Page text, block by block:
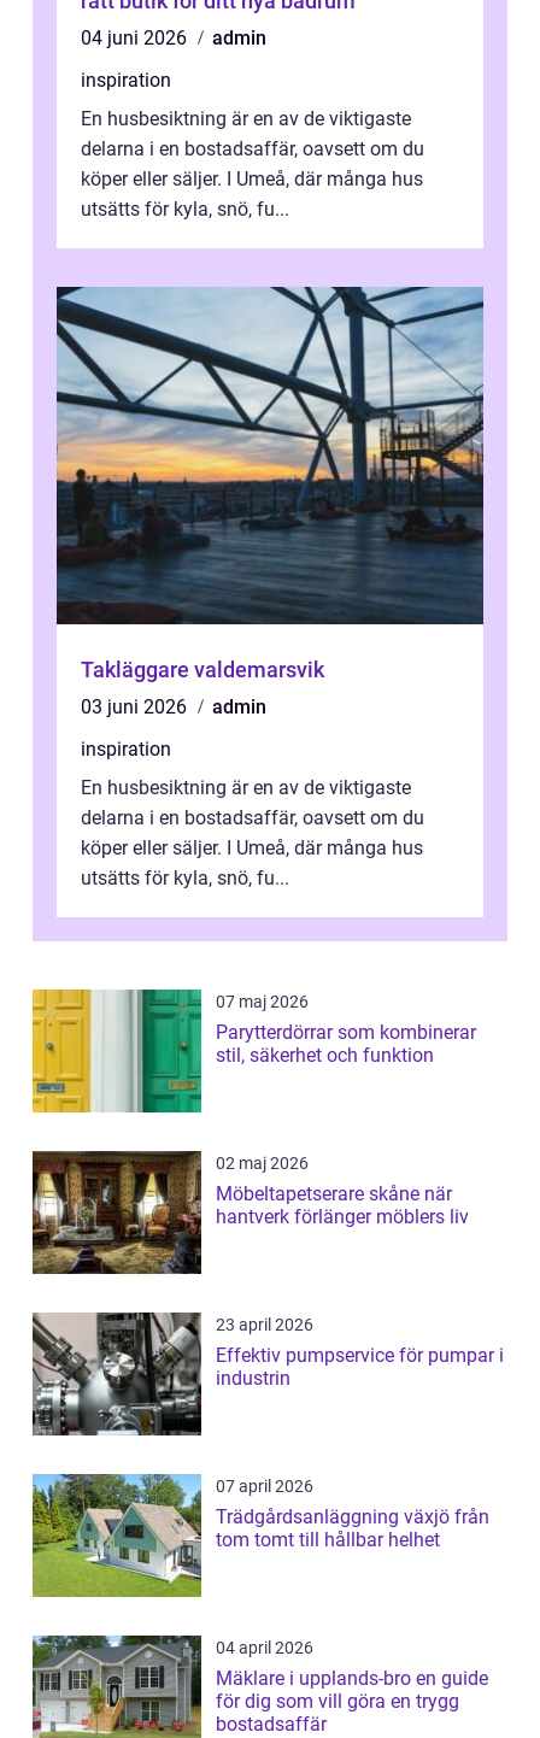
04 juni 2026
admin
inspiration
En husbesiktning är en av de viktigaste
delarna i en bostadsaffär, oavsett om du
köper eller säljer. I Umeå, där många hus
utsätts för kyla, snö, fu...
Takläggare valdemarsvik
03 juni 2026
admin
inspiration
En husbesiktning är en av de viktigaste
delarna i en bostadsaffär, oavsett om du
köper eller säljer. I Umeå, där många hus
utsätts för kyla, snö, fu...
07 maj 2026
Parytterdörrar som kombinerar
stil, säkerhet och funktion
02 maj 2026
Möbeltapetserare skåne när
hantverk förlänger möblers liv
23 april 2026
Effektiv pumpservice för pumpar i
industrin
07 april 2026
Trädgårdsanläggning växjö från
tom tomt till hållbar helhet
04 april 2026
Mäklare i upplands-bro en guide
för dig som vill göra en trygg
bostadsaffär